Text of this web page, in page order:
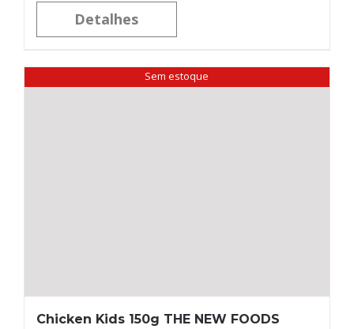
Detalhes
Sem estoque
Chicken Kids 150g THE NEW FOODS